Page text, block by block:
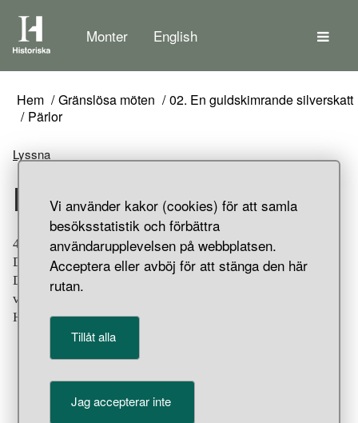
Vi använder kakor (cookies) för att samla
besöksstatistik och förbättra
användarupplevelsen på webbplatsen.
Acceptera eller avböj för att stänga den här
rutan.
Tillåt alla
Jag accepterar inte
Monter English
Hem Gränslösa möten
02. En guldskimrande silverskatt
Pärlor
Lyssna
Pärlor
42 filigran- respektive granulationsornerade silverpärlor.
De filigranornerade är sannolikt skandinaviska arbeten.
De granulationsornerade är å andra sidan importer från
västslaviskt område. Del av skattfynd från Vårby,
Huddinge socken, Södermanland.